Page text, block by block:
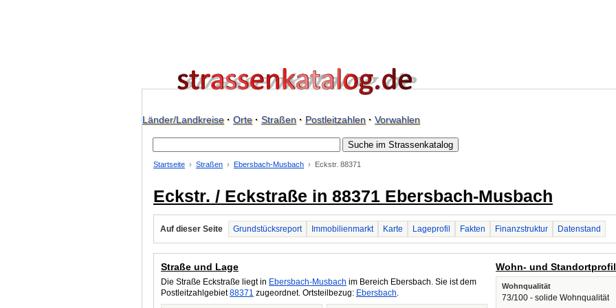
Länder/Landkreise· Orte· Straßen· Postleitzahlen· Vorwahlen
Startseite Straßen Ebersbach-Musbach Eckstr. 88371
Eckstr. / Eckstraße in 88371 Ebersbach-Musbach
Auf dieser Seite Grundstücksreport Immobilienmarkt Karte Lageprofil Fakten Finanzstruktur Datenstand
Straße und Lage
Die Straße Eckstraße liegt in Ebersbach-Musbach im Bereich Ebersbach. Sie ist dem
Postleitzahlgebiet88371 zugeordnet. Ortsteilbezug: Ebersbach.
Wohn- und Standortprofil
Wohnqualität
73/100 - solide Wohnqualität